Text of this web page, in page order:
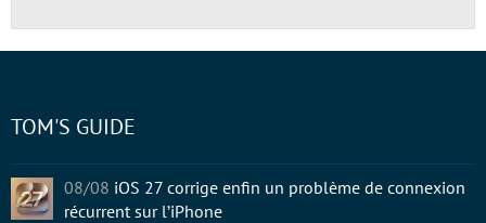
TOM'S GUIDE
08/08 iOS 27 corrige enfin un problème de connexion
récurrent sur l’iPhone